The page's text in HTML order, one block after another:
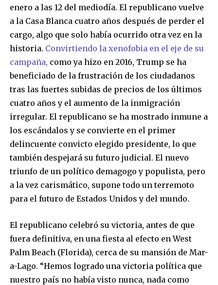
enero a las 12 del mediodía. El republicano vuelve
a la Casa Blanca cuatro años después de perder el
cargo, algo que solo había ocurrido otra vez en la
historia. Convirtiendo la xenofobia en el eje de su
campaña, como ya hizo en 2016, Trump se ha
beneficiado de la frustración de los ciudadanos
tras las fuertes subidas de precios de los últimos
cuatro años y el aumento de la inmigración
irregular. El republicano se ha mostrado inmune a
los escándalos y se convierte en el primer
delincuente convicto elegido presidente, lo que
también despejará su futuro judicial. El nuevo
triunfo de un político demagogo y populista, pero
a la vez carismático, supone todo un terremoto
para el futuro de Estados Unidos y del mundo.
El republicano celebró su victoria, antes de que
fuera definitiva, en una fiesta al efecto en West
Palm Beach (Florida), cerca de su mansión de Mar-
a-Lago. “Hemos logrado una victoria política que
nuestro país no había visto nunca, nada como